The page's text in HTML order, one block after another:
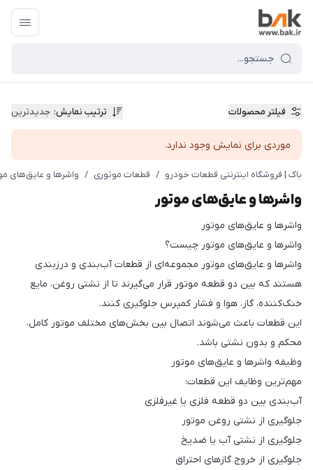
فیلتر محصولات ترتیب نمایش: جدیدترین
موردی برای نمایش وجود ندارد.
باک | فروشگاه اینترنتی قطعات خودرو / قطعات موتوری / واشرها و عایق‌های
واشرها و عایق‌های موتور
واشرها و عایق‌های موتور
واشرها و عایق‌های موتور چیست؟
واشرها و عایق‌های موتور مجموعه‌ای از قطعات آب‌بندی و درزبندی
هستند که بین دو قطعه موتور قرار می‌گیرند تا از نشتی روغن، مایع
خنک‌کننده، گاز، هوا و فشار کمپرس جلوگیری کنند.
این قطعات باعث می‌شوند اتصال بین بخش‌های مختلف موتور کامل،
محکم و بدون نشتی باشد.
وظیفه واشرها و عایق‌های موتور
مهم‌ترین وظایف این قطعات:
آب‌بندی بین دو قطعه فلزی یا غیرفلزی
جلوگیری از نشتی روغن موتور
جلوگیری از نشتی آب یا ضدیخ
جلوگیری از خروج گازهای احتراق